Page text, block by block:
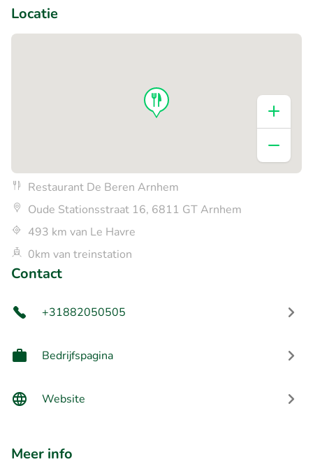
Locatie
Restaurant De Beren Arnhem
Oude Stationsstraat 16, 6811 GT Arnhem
493 km van Le Havre
0km van treinstation
Contact
+31882050505
Bedrijfspagina
Website
Meer info